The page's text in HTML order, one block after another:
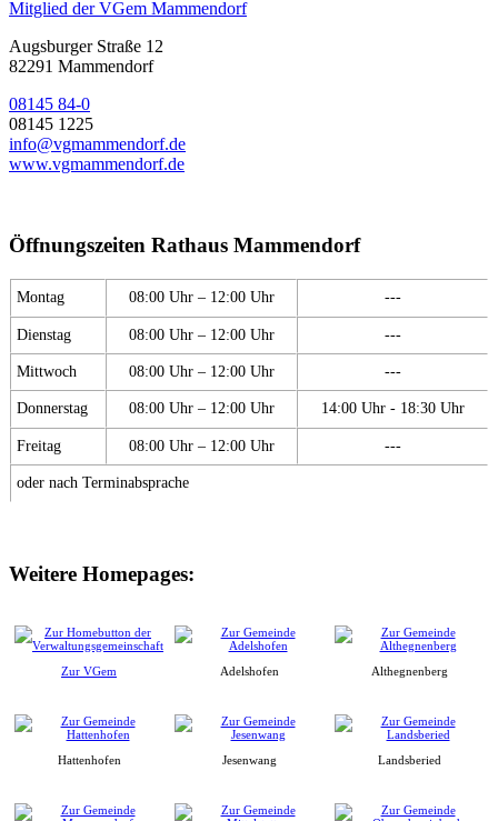
Mitglied der VGem Mammendorf
Augsburger Straße 12
82291 Mammendorf
08145 84-0
08145 1225
info@vgmammendorf.de
www.vgmammendorf.de
Öffnungszeiten Rathaus Mammendorf
Montag 08:00 Uhr – 12:00 Uhr ---
Dienstag 08:00 Uhr – 12:00 Uhr ---
Mittwoch 08:00 Uhr – 12:00 Uhr ---
Donnerstag 08:00 Uhr – 12:00 Uhr 14:00 Uhr - 18:30 Uhr
Freitag 08:00 Uhr – 12:00 Uhr ---
oder nach Terminabsprache
Weitere Homepages:
Zur VGem Adelshofen Althegnenberg
Hattenhofen Jesenwang Landsberied